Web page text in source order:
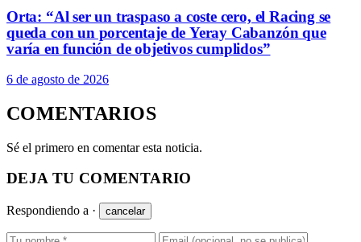
Orta: “Al ser un traspaso a coste cero, el Racing se
queda con un porcentaje de Yeray Cabanzón que
varía en función de objetivos cumplidos”
6 de agosto de 2026
COMENTARIOS
Sé el primero en comentar esta noticia.
DEJA TU COMENTARIO
Respondiendo a · cancelar